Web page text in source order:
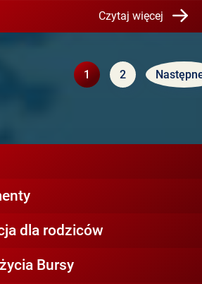
dla rodziców
Bursy
Czytaj więcej
1 2